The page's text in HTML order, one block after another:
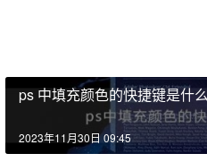
ps 中填充颜色的快捷键是什
2023年11月30日 09:45